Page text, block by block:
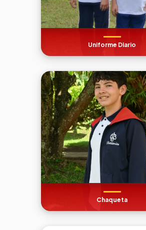
Uniforme Diario
Chaqueta